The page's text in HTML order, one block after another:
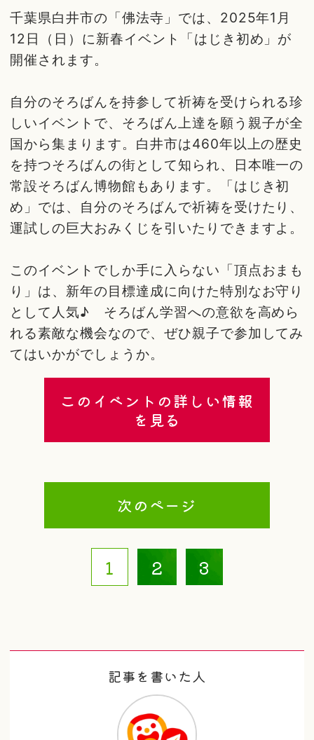
千葉県白井市の「佛法寺」では、2025年1月
12日（日）に新春イベント「はじき初め」が
開催されます。
自分のそろばんを持参して祈祷を受けられる珍
しいイベントで、そろばん上達を願う親子が全
国から集まります。白井市は460年以上の歴史
を持つそろばんの街として知られ、日本唯一の
常設そろばん博物館もあります。「はじき初
め」では、自分のそろばんで祈祷を受けたり、
運試しの巨大おみくじを引いたりできますよ。
このイベントでしか手に入らない「頂点おまも
り」は、新年の目標達成に向けた特別なお守り
として人気♪ そろばん学習への意欲を高めら
れる素敵な機会なので、ぜひ親子で参加してみ
てはいかがでしょうか。
このイベントの詳しい情報
を見る
次のページ
1 2 3
記事を書いた人